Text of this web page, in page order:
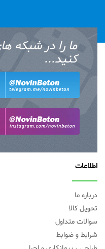
ما را در شبکه
کنید...
اطلاعات
درباره ما
تحویل کالا
سوالات متداول
شرایط و ضوابط